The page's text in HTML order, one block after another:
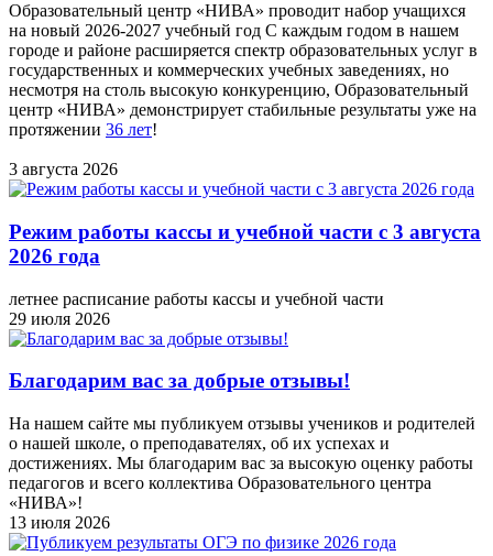
Образовательный центр «НИВА» проводит набор учащихся
на новый 2026-2027 учебный год С каждым годом в нашем
городе и районе расширяется спектр образовательных услуг в
государственных и коммерческих учебных заведениях, но
несмотря на столь высокую конкуренцию, Образовательный
центр «НИВА» демонстрирует стабильные результаты уже на
протяжении 36 лет!
3 августа 2026
Режим работы кассы и учебной части с 3 августа
2026 года
летнее расписание работы кассы и учебной части
29 июля 2026
Благодарим вас за добрые отзывы!
На нашем сайте мы публикуем отзывы учеников и родителей
о нашей школе, о преподавателях, об их успехах и
достижениях. Мы благодарим вас за высокую оценку работы
педагогов и всего коллектива Образовательного центра
«НИВА»!
13 июля 2026